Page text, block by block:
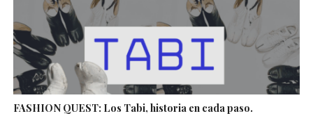
FASHION QUEST: Los Tabi, historia en cada paso.